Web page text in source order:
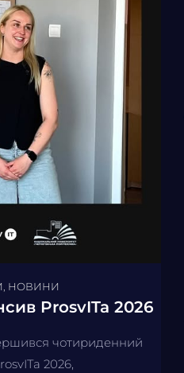
, НОВИНИ
ProsvITa 2026
чотириденний
2026,